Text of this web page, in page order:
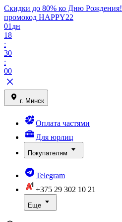
Скидки до 80% ко Дню Рождения!
промокод HAPPY22
01 дн
18
:
30
:
00
г. Минск
Оплата частями
Для юрлиц
Покупателям
Telegram
+375 29 302 10 21
Еще